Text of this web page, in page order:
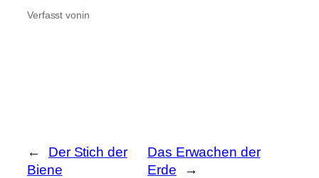
Verfasst vonin
←
Der Stich der
Biene
Das Erwachen der
Erde
→